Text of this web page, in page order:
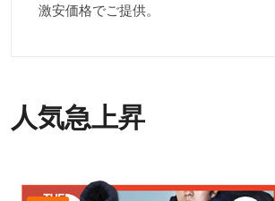
激安価格でご提供。
人気急上昇